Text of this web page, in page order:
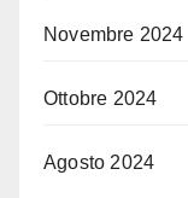
Novembre 2024
Ottobre 2024
Agosto 2024